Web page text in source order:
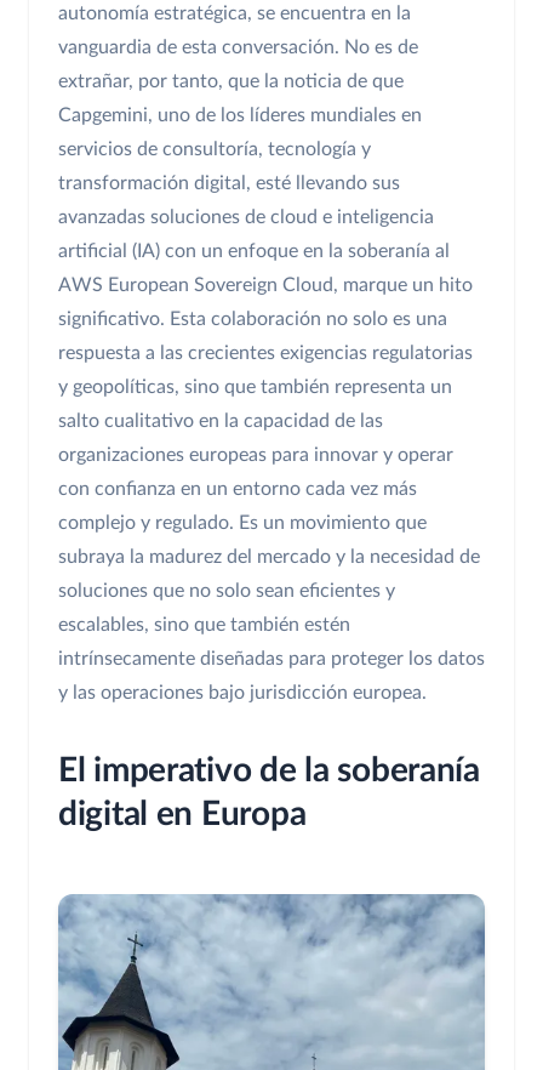
autonomía estratégica, se encuentra en la
vanguardia de esta conversación. No es de
extrañar, por tanto, que la noticia de que
Capgemini, uno de los líderes mundiales en
servicios de consultoría, tecnología y
transformación digital, esté llevando sus
avanzadas soluciones de cloud e inteligencia
artificial (IA) con un enfoque en la soberanía al
AWS European Sovereign Cloud, marque un hito
significativo. Esta colaboración no solo es una
respuesta a las crecientes exigencias regulatorias
y geopolíticas, sino que también representa un
salto cualitativo en la capacidad de las
organizaciones europeas para innovar y operar
con confianza en un entorno cada vez más
complejo y regulado. Es un movimiento que
subraya la madurez del mercado y la necesidad de
soluciones que no solo sean eficientes y
escalables, sino que también estén
intrínsecamente diseñadas para proteger los datos
y las operaciones bajo jurisdicción europea.
El imperativo de la soberanía
digital en Europa